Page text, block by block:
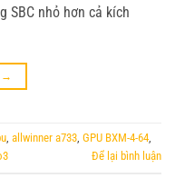
SBC nhỏ hơn cả kích
→
, allwinner a733, GPU BXM-4-64,
Để lại bình luận